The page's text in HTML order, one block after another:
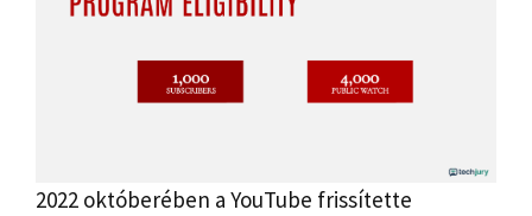
2022 októberében a YouTube frissítette